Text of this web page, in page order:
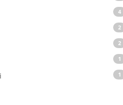
4
2
2
1
1